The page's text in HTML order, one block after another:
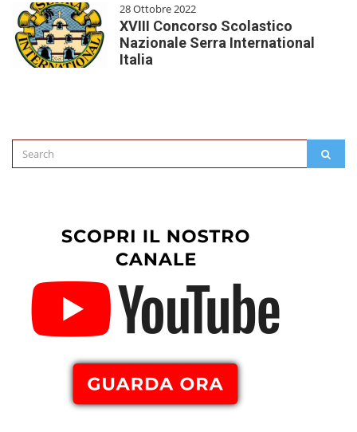
28 Ottobre 2022
XVIII Concorso Scolastico
Nazionale Serra International
Italia
Search
for: